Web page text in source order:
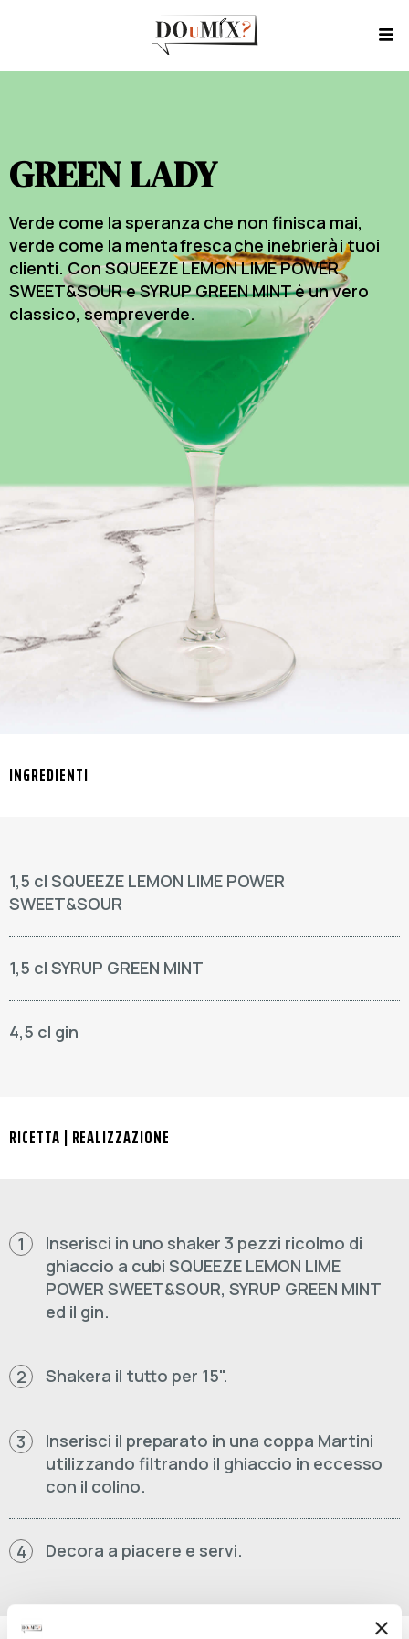
GREEN LADY
Verde come la speranza che non finisca mai,
verde come la menta fresca che inebrierà i tuoi
clienti. Con SQUEEZE LEMON LIME POWER
SWEET&SOUR e SYRUP GREEN MINT è un vero
classico, sempreverde.
INGREDIENTI
1,5 cl SQUEEZE LEMON LIME POWER
SWEET&SOUR
1,5 cl SYRUP GREEN MINT
4,5 cl gin
RICETTA | REALIZZAZIONE
1
Inserisci in uno shaker 3 pezzi ricolmo di
ghiaccio a cubi SQUEEZE LEMON LIME
POWER SWEET&SOUR, SYRUP GREEN MINT
ed il gin.
2 Shakera il tutto per 15".
3
Inserisci il preparato in una coppa Martini
utilizzando filtrando il ghiaccio in eccesso
con il colino.
4 Decora a piacere e servi.